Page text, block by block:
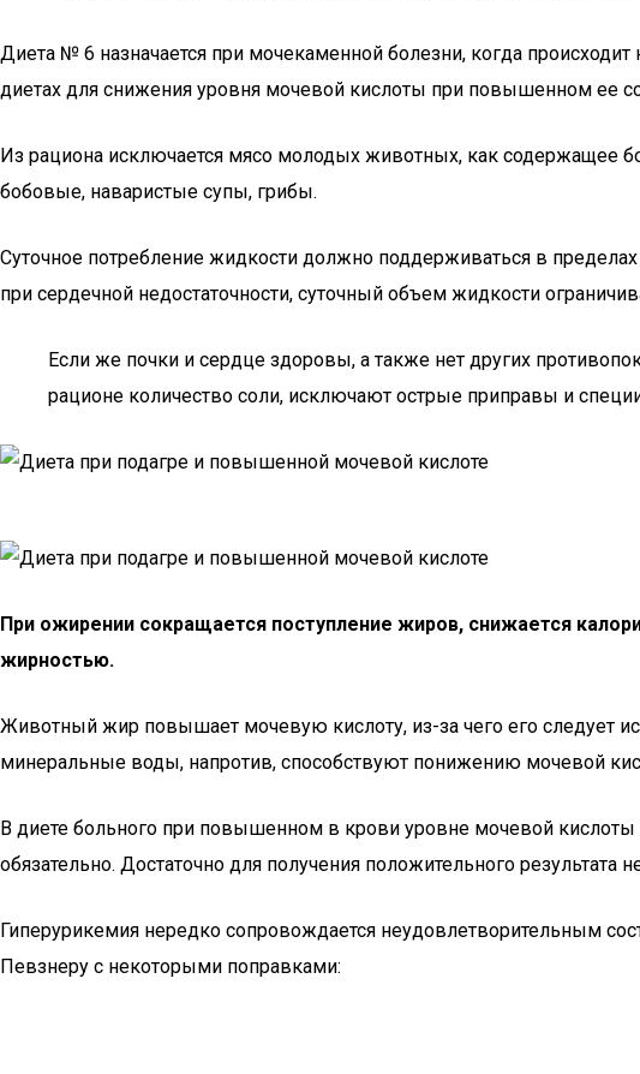
Диета № 6 назначается при мочекаменной болезни, когда
диетах для снижения уровня мочевой кислоты при повышенном ее
Из рациона исключается мясо молодых животных, как содержащее
бобовые, наваристые супы, грибы.
Суточное потребление жидкости должно поддерживаться в
при сердечной недостаточности, суточный объем жидкости
Если же почки и сердце здоровы, а также нет других
рационе количество соли, исключают острые приправы и
При ожирении сокращается поступление жиров, снижается
жирностью.
Животный жир повышает мочевую кислоту, из-за чего его следует
минеральные воды, напротив, способствуют понижению мочевой
В диете больного при повышенном в крови уровне мочевой
обязательно. Достаточно для получения положительного результата
Гиперурикемия нередко сопровождается неудовлетворительным
Певзнеру с некоторыми поправками: